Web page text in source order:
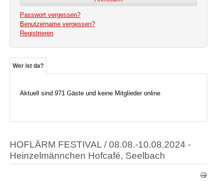
Passwort vergessen?
Benutzername vergessen?
Registrieren
Wer ist da?
Aktuell sind 971 Gäste und keine Mitglieder online
HOFLÄRM FESTIVAL / 08.08.-10.08.2024 -
Heinzelmännchen Hofcafé, Seelbach